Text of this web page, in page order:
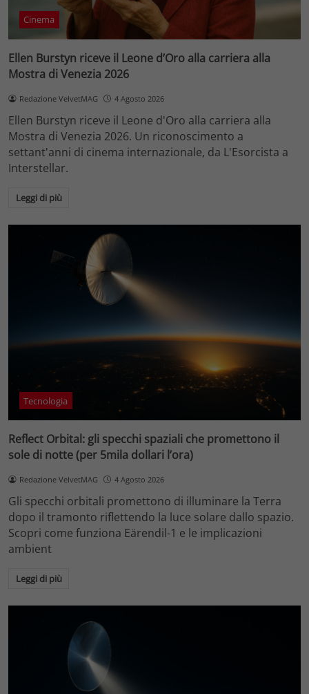
Cinema
Ellen Burstyn riceve il Leone d’Oro alla carriera alla
Mostra di Venezia 2026
Redazione VelvetMAG 4 Agosto 2026
Ellen Burstyn riceve il Leone d'Oro alla carriera alla
Mostra di Venezia 2026. Un riconoscimento a
settant'anni di cinema internazionale, da L'Esorcista a
Interstellar.
Leggi di più
Tecnologia
Reflect Orbital: gli specchi spaziali che promettono il
sole di notte (per 5mila dollari l’ora)
Redazione VelvetMAG 4 Agosto 2026
Gli specchi orbitali promettono di illuminare la Terra
dopo il tramonto riflettendo la luce solare dallo spazio.
Scopri come funziona Eärendil-1 e le implicazioni
ambient
Leggi di più